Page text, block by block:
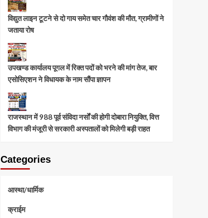
विद्युत लाइन टूटने से दो गाय समेत चार गौवंश की मौत, ग्रामीणों ने
जताया रोष
उपखण्ड कार्यालय पूगल में रिक्त पदों को भरने की मांग तेज, बार
एसोसिएशन ने विधायक के नाम सौंपा ज्ञापन
राजस्थान में 988 पूर्व संविदा नर्सों की होगी दोबारा नियुक्ति, वित्त
विभाग की मंजूरी से सरकारी अस्पतालों को मिलेगी बड़ी राहत
Categories
आस्था/धार्मिक
क्राईम